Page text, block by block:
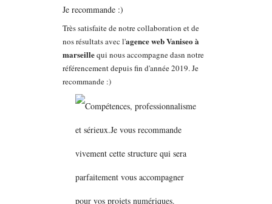
Très satisfaite de notre collaboration et de
nos résultats avec l'agence web Vaniseo à
marseillequi nous accompagne dasn notre
référencement depuis fin d'année 2019. Je
recommande :)